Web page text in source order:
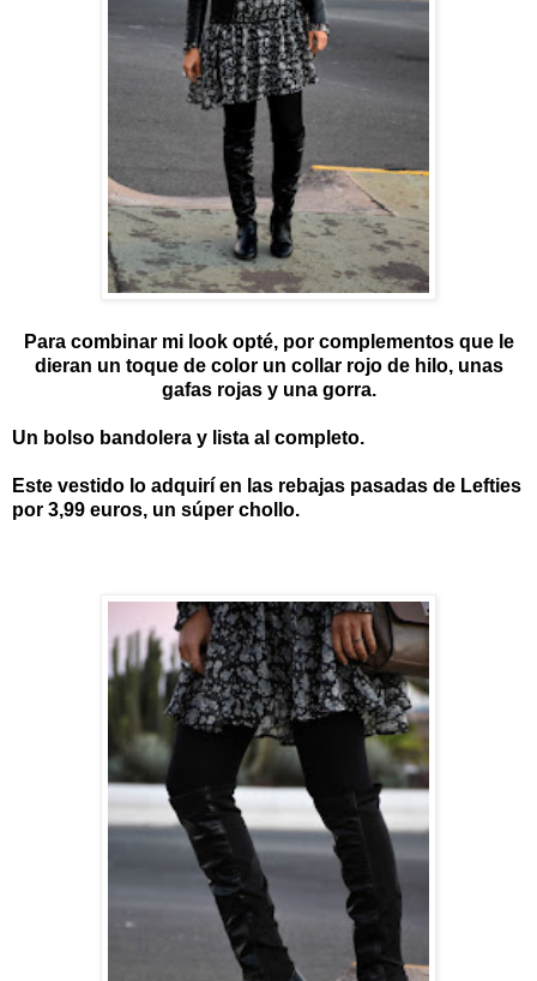
Para combinar mi look opté, por complementos que le
dieran un toque de color un collar rojo de hilo, unas
gafas rojas y una gorra.
Un bolso bandolera y lista al completo.
Este vestido lo adquirí en las rebajas pasadas de Lefties
por 3,99 euros, un súper chollo.